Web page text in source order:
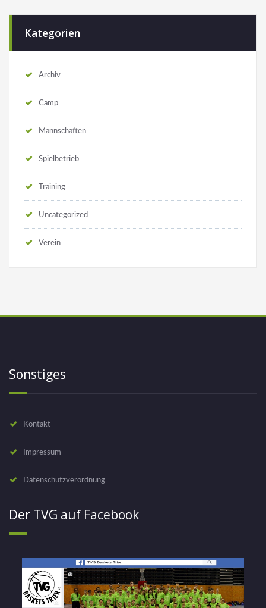
Kategorien
Archiv
Camp
Mannschaften
Spielbetrieb
Training
Uncategorized
Verein
Sonstiges
Kontakt
Impressum
Datenschutzverordnung
Der TVG auf Facebook